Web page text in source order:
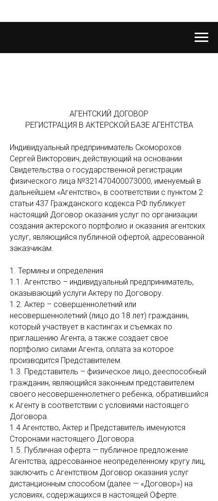
АГЕНТСКИЙ ДОГОВОР
РЕГИСТРАЦИЯ В АКТЕРСКОЙ БАЗЕ АГЕНТСТВА
Индивидуальный предприниматель Скоморохов
Сергей Викторович, действующий на основании
Свидетельства о государственной регистрации
физического лица №321470400073000, именуемый в
дальнейшем «Агентство», в соответствии с пунктом 2
статьи 437 Гражданского кодекса РФ публикует
настоящий Договор оказания услуг по организации
создания актерского портфолио и оказания агентских
услуг, являющийся публичной офертой, адресованной
заказчикам.
1. Термины и определения
1.1. Агентство – индивидуальный предприниматель,
оказывающий услуги Актеру по Договору.
1.2. Актер – совершеннолетний или
несовершеннолетний (лицо до 18 лет) гражданин,
который участвует в кастингах и съемках по
приглашению Агента, а также создает свое
портфолио силами Агента, оплата за которое
производится Представителем.
1.3. Представитель – физическое лицо, дееспособный
гражданин, являющийся законным представителем
своего несовершеннолетнего ребенка, обратившийся
к Агенту в соответствии с условиями настоящего
Договора.
1.4 Агентство, Актер и Представитель именуются
Сторонами настоящего Договора.
1.5. Публичная оферта — публичное предложение
Агентства, адресованное неопределенному кругу лиц,
заключить с Агентством Договор оказания услуг
дистанционным способом (далее — «Договор») на
условиях, содержащихся в настоящей Оферте.